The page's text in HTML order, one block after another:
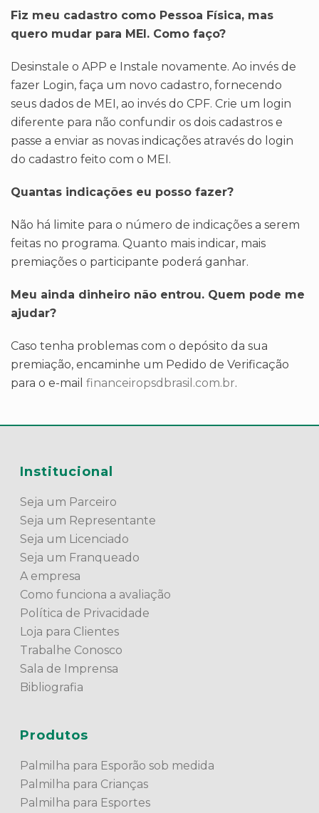
Fiz meu cadastro como Pessoa Física, mas
quero mudar para MEI. Como faço?
Desinstale o APP e Instale novamente. Ao invés de
fazer Login, faça um novo cadastro, fornecendo
seus dados de MEI, ao invés do CPF. Crie um login
diferente para não confundir os dois cadastros e
passe a enviar as novas indicações através do login
do cadastro feito com o MEI.
Quantas indicações eu posso fazer?
Não há limite para o número de indicações a serem
feitas no programa. Quanto mais indicar, mais
premiações o participante poderá ganhar.
Meu ainda dinheiro não entrou. Quem pode me
ajudar?
Caso tenha problemas com o depósito da sua
premiação, encaminhe um Pedido de Verificação
para o e-mail financeiropsdbrasil.com.br.
Institucional
Seja um Parceiro
Seja um Representante
Seja um Licenciado
Seja um Franqueado
A empresa
Como funciona a avaliação
Política de Privacidade
Loja para Clientes
Trabalhe Conosco
Sala de Imprensa
Bibliografia
Produtos
Palmilha para Esporão sob medida
Palmilha para Crianças
Palmilha para Esportes